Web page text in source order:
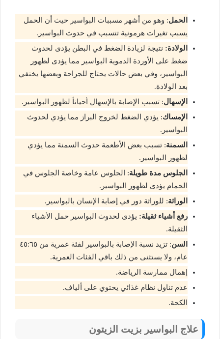
الحمل: وهو من أشهر مسببات البواسير حيث أن الحمل
يسبب تغيرات هرمونية تتسبب في حدوث البواسير.
الولادة: نتيجة لزيادة الضغط في البطن يؤدى لحدوث
ضغط على الأوردة الدموية البواسير مما يؤدى لظهور
البواسير، وفي بعض حالات يحتاج للجراحة وبعضها يختفي
بعد الولادة.
الإسهال: تسبب الإصابة بالإسهال أحياناً لظهور البواسير.
الإمساك: يؤدي الضغط لخروج البراز مما يؤدي لحدوث
البواسير.
السمنة: تسبب بعض الأطعمة حدوث السمنة مما يؤدي
لظهور البواسير.
الجلوس مدة طويلة: الجلوس عامة وخاصة الجلوس في
الحمام يؤدى لظهور البواسير.
الوراثة: للوراثة دور في إصابة الإنسان بالبواسير.
رفع أشياء ثقيلة: يؤدى لحدوث البواسير حمل الأشياء
الثقيلة.
السن
: تزيد نسبة الإصابة بالبواسير لفئة عمرية من ٤٥:٦٥
عام، ولا يستثنى من ذلك باقي الفئات العمرية.
إهمال ممارسة الرياضة.
عدم تناول نظام غذائي يحتوي على ألياف.
الكحة.
علاج البواسير بزيت الزيتون